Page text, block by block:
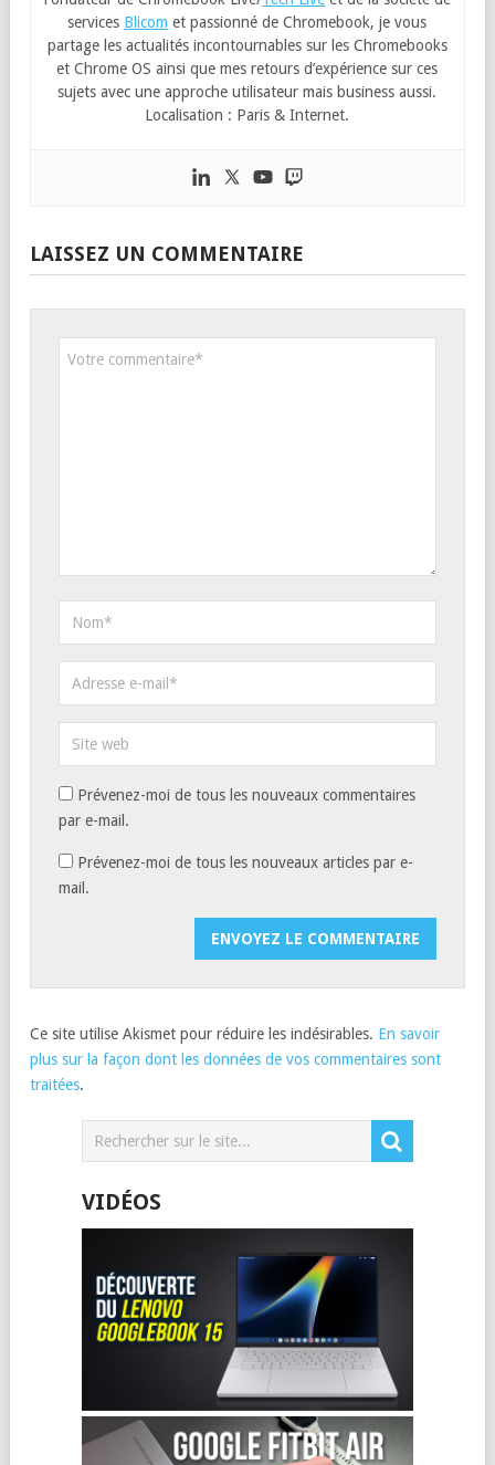
services Blicom et passionné de Chromebook, je vous
partage les actualités incontournables sur les Chromebooks
et Chrome OS ainsi que mes retours d’expérience sur ces
sujets avec une approche utilisateur mais business aussi.
Localisation : Paris & Internet.
LAISSEZ UN COMMENTAIRE
Prévenez-moi de tous les nouveaux commentaires
par e-mail.
Prévenez-moi de tous les nouveaux articles par e-
mail.
Ce site utilise Akismet pour réduire les indésirables. En savoir
plus sur la façon dont les données de vos commentaires sont
traitées.
VIDÉOS